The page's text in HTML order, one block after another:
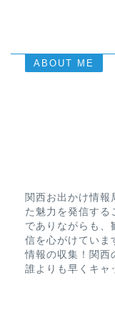
ABOUT ME
関西お出かけ情報
た魅力を発信する
でありながらも、
信を心がけていま
情報の収集！関西
誰よりも早くキャ